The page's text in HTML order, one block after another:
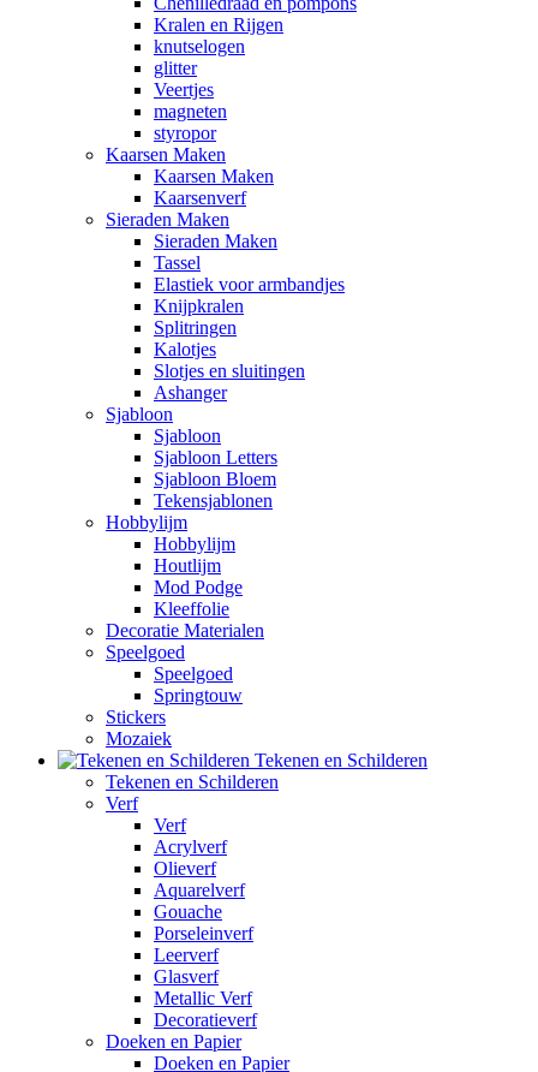
Kralen en Rijgen
knutselogen
glitter
Veertjes
magneten
styropor
Kaarsen Maken
Kaarsen Maken
Kaarsenverf
Sieraden Maken
Sieraden Maken
Tassel
Elastiek voor armbandjes
Knijpkralen
Splitringen
Kalotjes
Slotjes en sluitingen
Ashanger
Sjabloon
Sjabloon
Sjabloon Letters
Sjabloon Bloem
Tekensjablonen
Hobbylijm
Hobbylijm
Houtlijm
Mod Podge
Kleeffolie
Decoratie Materialen
Speelgoed
Speelgoed
Springtouw
Stickers
Mozaiek
Tekenen en Schilderen
Tekenen en Schilderen
Verf
Verf
Acrylverf
Olieverf
Aquarelverf
Gouache
Porseleinverf
Leerverf
Glasverf
Metallic Verf
Decoratieverf
Doeken en Papier
Doeken en Papier